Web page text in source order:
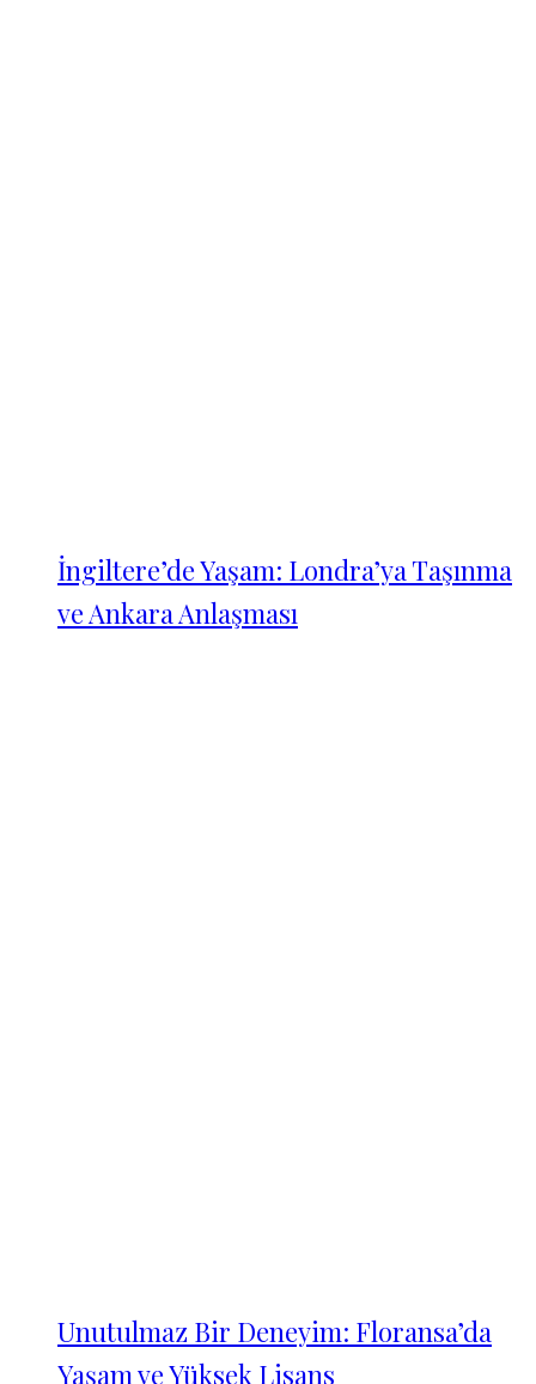
İngiltere’de Yaşam: Londra’ya Taşınma
ve Ankara Anlaşması
Unutulmaz Bir Deneyim: Floransa’da
Yaşam ve Yüksek Lisans